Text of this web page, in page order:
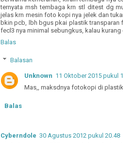
ternyata msh tembaga krn stl ditest dg
jelas krn mesin foto kopi nya jelek dan
bkin pcb, lbh bgus pkai plastik transparan
fecl3 nya minimal sebungkus, kalau kurang
Balas
Balasan
Unknown 11 Oktober 2015 pukul
Mas,, maksdnya fotokopi di
Balas
Cyberndole 30 Agustus 2012 pukul 20.48